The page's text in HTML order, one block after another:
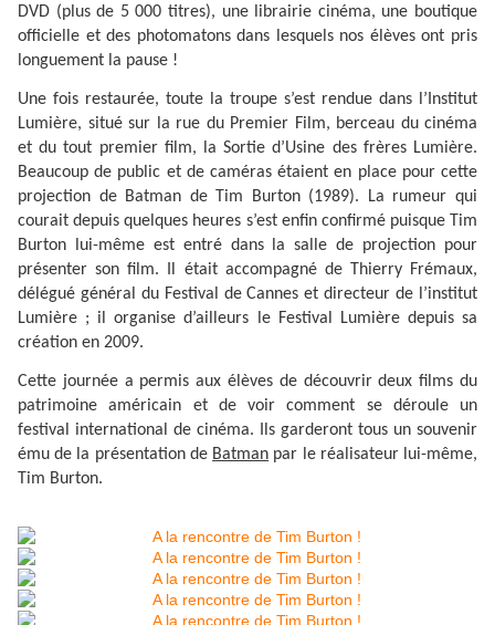
DVD (plus de 5 000 titres), une librairie cinéma, une boutique
officielle et des photomatons dans lesquels nos élèves ont pris
longuement la pause !
Une fois restaurée, toute la troupe s’est rendue dans l’Institut
Lumière, situé sur la rue du Premier Film, berceau du cinéma
et du tout premier film, la Sortie d’Usine des frères Lumière.
Beaucoup de public et de caméras étaient en place pour cette
projection de Batman de Tim Burton (1989). La rumeur qui
courait depuis quelques heures s’est enfin confirmé puisque Tim
Burton lui-même est entré dans la salle de projection pour
présenter son film. Il était accompagné de Thierry Frémaux,
délégué général du Festival de Cannes et directeur de l’institut
Lumière ; il organise d’ailleurs le Festival Lumière depuis sa
création en 2009.
Cette journée a permis aux élèves de découvrir deux films du
patrimoine américain et de voir comment se déroule un
festival international de cinéma. Ils garderont tous un souvenir
ému de la présentation de Batman par le réalisateur lui-même,
Tim Burton.